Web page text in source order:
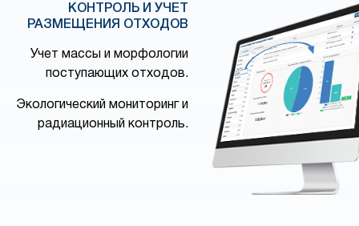
КОНТРОЛЬ И УЧЕТ
РАЗМЕЩЕНИЯ ОТХОДОВ
Учет массы и морфологии
поступающих отходов.
Экологический мониторинг и
радиационный контроль.